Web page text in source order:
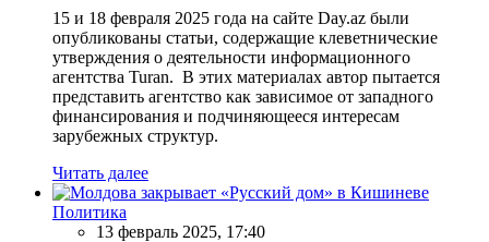
15 и 18 февраля 2025 года на сайте Day.az были
опубликованы статьи, содержащие клеветнические
утверждения о деятельности информационного
агентства Turan. В этих материалах автор пытается
представить агентство как зависимое от западного
финансирования и подчиняющееся интересам
зарубежных структур.
Читать далее
Политика
13 февраль 2025, 17:40